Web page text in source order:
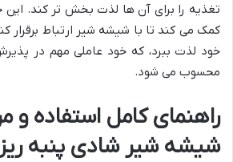
تغذیه را برای آن ها لذت بخش تر کند. این
کمک می کند تا با شیشه شیر ارتباط برقرار
خود لذت ببرد، که خود عاملی مهم در
محسوب می شود.
راهنمای کامل استفاده و
شیشه شیر شادی پنبه ریز